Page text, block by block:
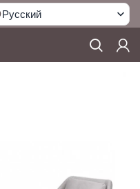
Русский